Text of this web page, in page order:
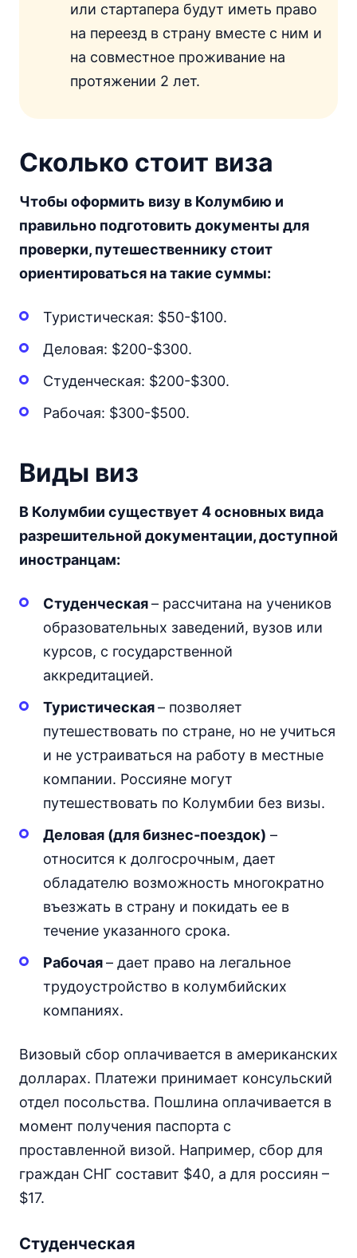
или стартапера будут иметь право
на переезд в страну вместе с ним и
на совместное проживание на
протяжении 2 лет.
Сколько стоит виза
Чтобы оформить визу в Колумбию и
правильно подготовить документы для
проверки, путешественнику стоит
ориентироваться на такие суммы:
Туристическая: $50-$100.
Деловая: $200-$300.
Студенческая: $200-$300.
Рабочая: $300-$500.
Виды виз
В Колумбии существует 4 основных вида
разрешительной документации, доступной
иностранцам:
Студенческая– рассчитана на учеников
образовательных заведений, вузов или
курсов, с государственной
аккредитацией.
Туристическая– позволяет
путешествовать по стране, но не учиться
и не устраиваться на работу в местные
компании. Россияне могут
путешествовать по Колумбии без визы.
Деловая (для бизнес-поездок) –
относится к долгосрочным, дает
обладателю возможность многократно
въезжать в страну и покидать ее в
течение указанного срока.
Рабочая– дает право на легальное
трудоустройство в колумбийских
компаниях.
Визовый сбор оплачивается в американских
долларах. Платежи принимает консульский
отдел посольства. Пошлина оплачивается в
момент получения паспорта с
проставленной визой. Например, сбор для
граждан СНГ составит $40, а для россиян –
$17.
Студенческая